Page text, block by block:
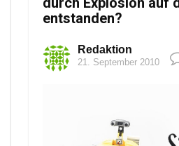
entstanden?
Redaktion
21. September 2010